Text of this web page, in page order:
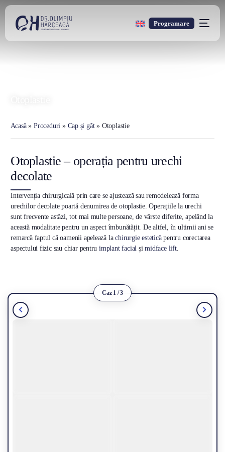
Programare
Acasă»Proceduri » Cap și gât» Otoplastie
Otoplastie – operația pentru urechi
decolate
Intervenția chirurgicală prin care se ajustează sau remodelează forma
urechilor decolate poartă denumirea de otoplastie. Operațiile la urechi
sunt frecvente astăzi, tot mai multe persoane, de vârste diferite, apelând la
această modalitate pentru un aspect îmbunătățit. De altfel, în ultimii ani se
remarcă faptul că oamenii apelează lachirurgie esteticăpentru corectarea
aspectului fizic sau chiar pentruimplant facial șimidface lift.
Caz 1 / 3